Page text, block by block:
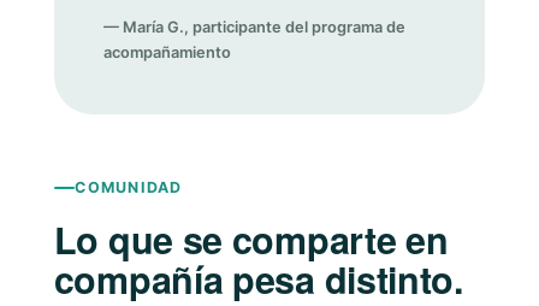
— María G., participante del programa de
acompañamiento
COMUNIDAD
Lo que se comparte en
compañía pesa distinto.